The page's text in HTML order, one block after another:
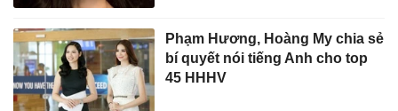
Phạm Hương, Hoàng My chia sẻ
bí quyết nói tiếng Anh cho top
45 HHHV